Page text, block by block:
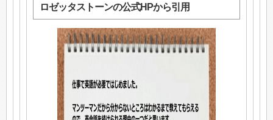
ロゼッタストーンの公式HPから引用